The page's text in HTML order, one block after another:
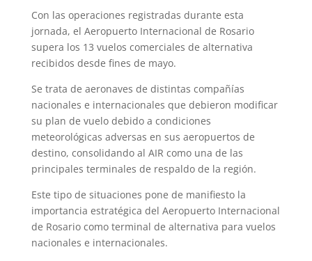
Con las operaciones registradas durante esta
jornada, el Aeropuerto Internacional de Rosario
supera los 13 vuelos comerciales de alternativa
recibidos desde fines de mayo.
Se trata de aeronaves de distintas compañías
nacionales e internacionales que debieron modificar
su plan de vuelo debido a condiciones
meteorológicas adversas en sus aeropuertos de
destino, consolidando al AIR como una de las
principales terminales de respaldo de la región.
Este tipo de situaciones pone de manifiesto la
importancia estratégica del Aeropuerto Internacional
de Rosario como terminal de alternativa para vuelos
nacionales e internacionales.